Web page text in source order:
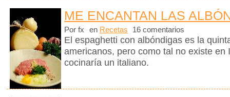
ME ENCANTAN LAS
Por fx en Recetas 16 comentarios
El espaghetti con albóndigas es la
americanos, pero como tal no existe
cocinaría un italiano.